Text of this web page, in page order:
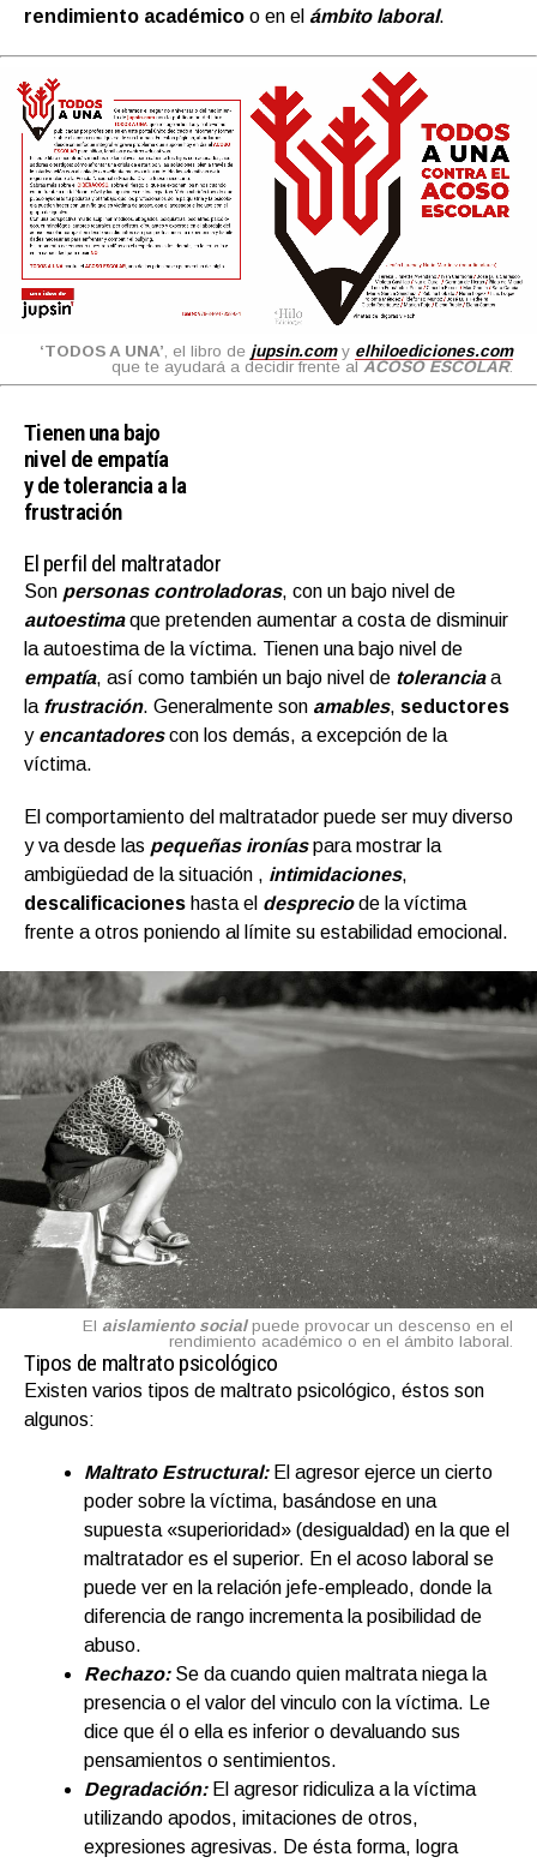
rendimiento académico o en el ámbito laboral.
‘TODOS A UNA’ , el libro de jupsin.comy elhiloediciones.com
que te ayudará a decidir frente alACOSO ESCOLAR.
Tienen una bajo
nivel de empatía
y de tolerancia a la
frustración
El perfil del maltratador
Son personas controladoras, con un bajo nivel de
autoestimaque pretenden aumentar a costa de disminuir
la autoestima de la víctima. Tienen una bajo nivel de
empatía, así como también un bajo nivel de toleranciaa
la frustración. Generalmente son amables, seductores
y encantadorescon los demás, a excepción de la
víctima.
El comportamiento del maltratador puede ser muy diverso
y va desde las pequeñas ironíaspara mostrar la
ambigüedad de la situación , intimidaciones,
descalificaciones hasta el desprecio de la víctima
frente a otros poniendo al límite su estabilidad emocional.
El aislamiento socialpuede provocar un descenso en el
rendimiento académico o en el ámbito laboral.
Tipos de maltrato psicológico
Existen varios tipos de maltrato psicológico, éstos son
algunos:
Maltrato Estructural:El agresor ejerce un cierto
poder sobre la víctima, basándose en una
supuesta «superioridad» (desigualdad) en la que el
maltratador es el superior. En el acoso laboral se
puede ver en la relación jefe-empleado, donde la
diferencia de rango incrementa la posibilidad de
abuso.
Rechazo:Se da cuando quien maltrata niega la
presencia o el valor del vinculo con la víctima. Le
dice que él o ella es inferior o devaluando sus
pensamientos o sentimientos.
Degradación:El agresor ridiculiza a la víctima
utilizando apodos, imitaciones de otros,
expresiones agresivas. De ésta forma, logra